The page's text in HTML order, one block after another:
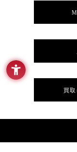
買